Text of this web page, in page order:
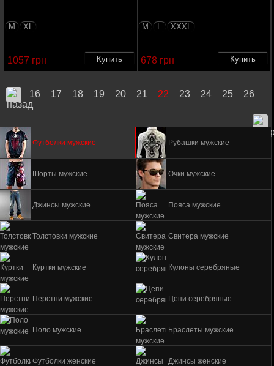
Футболки мужские Рубашки мужские
Шорты мужские Очки мужские
Джинсы мужские Пояса мужские
Толстовки мужские Свитера мужские
Куртки мужские Кулоны серебряные
Перстни мужские Цепи серебряные
Поло мужские Браслеты мужские
Футболки женские Джинсы женские
M L XXXL
678 грн
M XL
1057 грн
16 17 18 19 20 21 22 23 24 25 26